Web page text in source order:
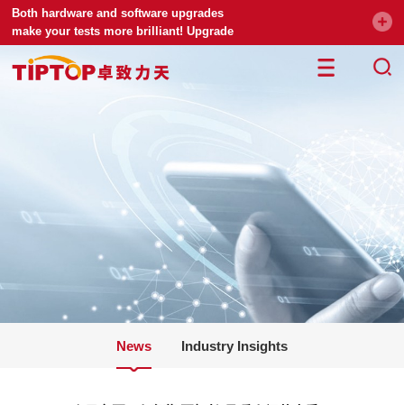
Both hardware and software upgrades
make your tests more brilliant! Upgrade
your universal testing machine
News Industry Insights